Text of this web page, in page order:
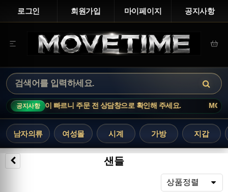
로그인 회원가입 마이페이지 공지사항
공지사항
재고 변동이 빠르니 주문 전 상담창으로 확인해 주세요.
남자의류 여성몰 시계 가방 지갑
샌들
상품정렬